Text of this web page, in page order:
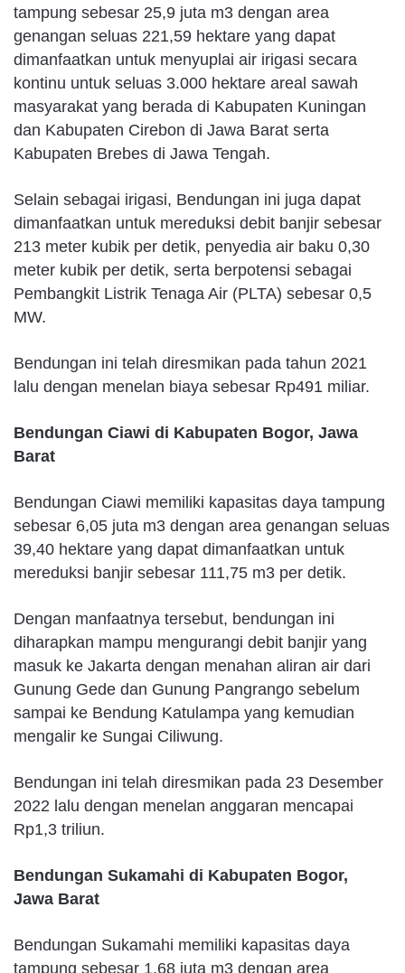
tampung sebesar 25,9 juta m3 dengan area
genangan seluas 221,59 hektare yang dapat
dimanfaatkan untuk menyuplai air irigasi secara
kontinu untuk seluas 3.000 hektare areal sawah
masyarakat yang berada di Kabupaten Kuningan
dan Kabupaten Cirebon di Jawa Barat serta
Kabupaten Brebes di Jawa Tengah.
Selain sebagai irigasi, Bendungan ini juga dapat
dimanfaatkan untuk mereduksi debit banjir sebesar
213 meter kubik per detik, penyedia air baku 0,30
meter kubik per detik, serta berpotensi sebagai
Pembangkit Listrik Tenaga Air (PLTA) sebesar 0,5
MW.
Bendungan ini telah diresmikan pada tahun 2021
lalu dengan menelan biaya sebesar Rp491 miliar.
Bendungan Ciawi di Kabupaten Bogor, Jawa
Barat
Bendungan Ciawi memiliki kapasitas daya tampung
sebesar 6,05 juta m3 dengan area genangan seluas
39,40 hektare yang dapat dimanfaatkan untuk
mereduksi banjir sebesar 111,75 m3 per detik.
Dengan manfaatnya tersebut, bendungan ini
diharapkan mampu mengurangi debit banjir yang
masuk ke Jakarta dengan menahan aliran air dari
Gunung Gede dan Gunung Pangrango sebelum
sampai ke Bendung Katulampa yang kemudian
mengalir ke Sungai Ciliwung.
Bendungan ini telah diresmikan pada 23 Desember
2022 lalu dengan menelan anggaran mencapai
Rp1,3 triliun.
Bendungan Sukamahi di Kabupaten Bogor,
Jawa Barat
Bendungan Sukamahi memiliki kapasitas daya
tampung sebesar 1,68 juta m3 dengan area